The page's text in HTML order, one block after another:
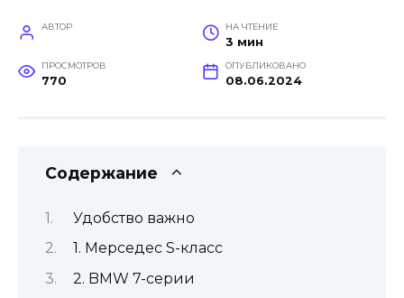
АВТОР НА ЧТЕНИЕ
3 мин
ПРОСМОТРОВ
770
ОПУБЛИКОВАНО
08.06.2024
Содержание
Удобство важно
1. Мерседес S-класс
2. BMW 7-серии